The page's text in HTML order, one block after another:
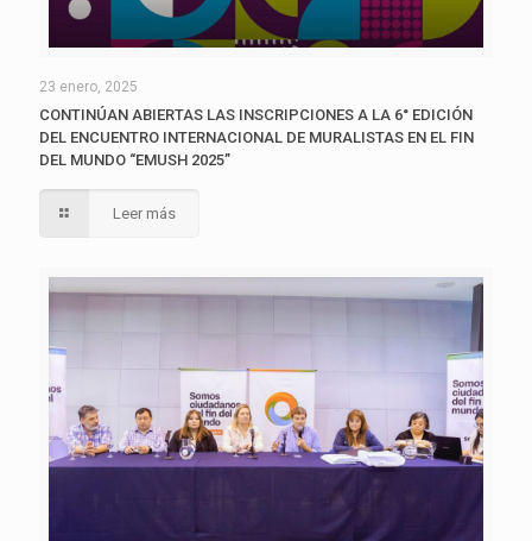
23 enero, 2025
CONTINÚAN ABIERTAS LAS INSCRIPCIONES A LA 6° EDICIÓN
DEL ENCUENTRO INTERNACIONAL DE MURALISTAS EN EL FIN
DEL MUNDO “EMUSH 2025”
Leer más